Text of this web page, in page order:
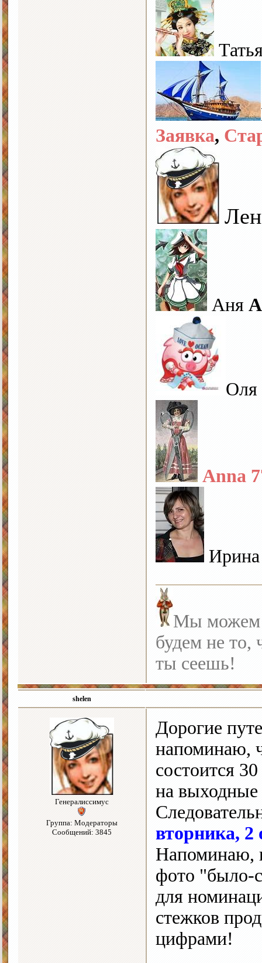
Заявка,
Аня
Оля
Anna
Мы можем
будем не то,
ты сеешь!
shelen
Генералиссимус
Группа: Модераторы
Сообщений: 3845
Дорогие
напоминаю,
состоится
на выходные
вторника,
Напоминаю,
фото "было-
для
стежков
цифрами!